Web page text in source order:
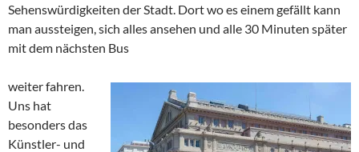
Sehenswürdigkeiten der Stadt. Dort wo es einem gefällt kann
man aussteigen, sich alles ansehen und alle 30 Minuten später
mit dem nächsten Bus
weiter fahren.
Uns hat
besonders das
Künstler- und